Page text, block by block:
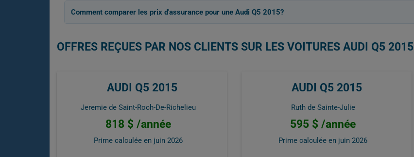
Comment comparer les prix d'assurance pour une Audi Q5 2015?
OFFRES REÇUES PAR NOS CLIENTS SUR LES VOITURES AUDI Q5 2015
AUDI Q5 2015
Jeremie de Saint-Roch-De-Richelieu
818 $ /année
Prime calculée en juin 2026
AUDI Q5 2015
Ruth de Sainte-Julie
595 $ /année
Prime calculée en juin 2026